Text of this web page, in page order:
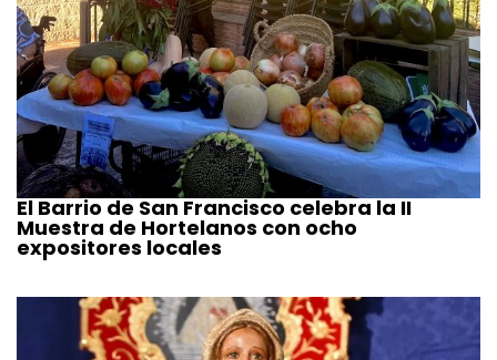
El Barrio de San Francisco celebra la II
Muestra de Hortelanos con ocho
expositores locales